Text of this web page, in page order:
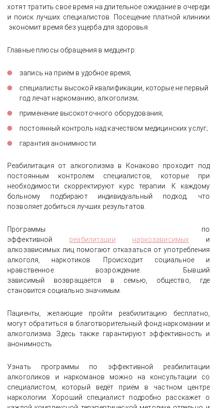
хотят тратить своё время на длительное ожидание в очереди
и поиск лучших специалистов. Посещение платной клиники
экономит время без ущерба для здоровья.
Главные плюсы обращения в медцентр:
запись на приём в удобное время;
специалисты высокой квалификации, которые не первый
год лечат наркоманию, алкоголизм;
применение высокоточного оборудования;
постоянный контроль над качеством медицинских услуг;
гарантия анонимности.
Реабилитация от алкоголизма в Конаково проходит под
постоянным контролем специалистов, которые при
необходимости скорректируют курс терапии. К каждому
больному подбирают индивидуальный подход, что
позволяет добиться лучших результатов.
Программы по
эффективной реабилитации наркозависимых и
алкозависимых лиц помогают отказаться от употребления
алкоголя, наркотиков. Происходит социальное и
нравственное возрождение. Бывший
зависимый возвращается в семью, общество, где
становится социально значимым.
Пациенты, желающие пройти реабилитацию бесплатно,
могут обратиться в благотворительный фонд наркомании и
алкоголизма. Здесь также гарантируют эффективность и
анонимность.
Узнать программы по эффективной реабилитации
алкоголиков и наркоманов можно на консультации со
специалистом, который ведёт приём в частном центре
наркологии. Хороший специалист подробно расскажет о